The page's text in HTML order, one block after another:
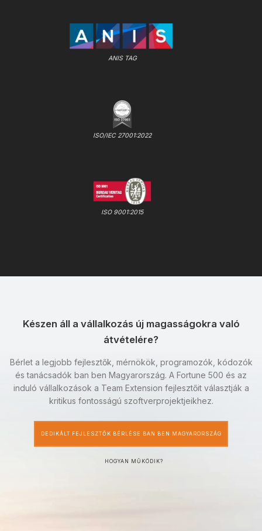
ANIS TAG
ISO/IEC 27001:2022
ISO 9001:2015
Készen áll a vállalkozás új magasságokra való
átvételére?
Bérlet a legjobb fejlesztők, mérnökök, programozók, kódozók
és tanácsadók ban ben Magyarország. A Fortune 500 és az
induló vállalkozások a Team Extension fejlesztőit választják a
kritikus fontosságú szoftverprojektjeikhez.
DEDIKÁLT FEJLESZTŐK BÉRLÉSE BAN BEN MAGYARORSZÁG
HOGYAN MŰKÖDIK?